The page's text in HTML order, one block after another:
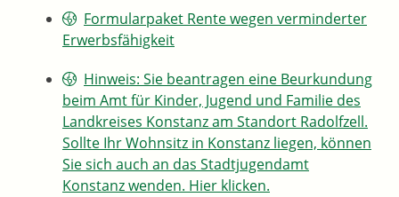
Formularpaket Rente wegen verminderter
Erwerbsfähigkeit
Hinweis: Sie beantragen eine Beurkundung
beim Amt für Kinder, Jugend und Familie des
Landkreises Konstanz am Standort Radolfzell.
Sollte Ihr Wohnsitz in Konstanz liegen, können
Sie sich auch an das Stadtjugendamt
Konstanz wenden. Hier klicken.